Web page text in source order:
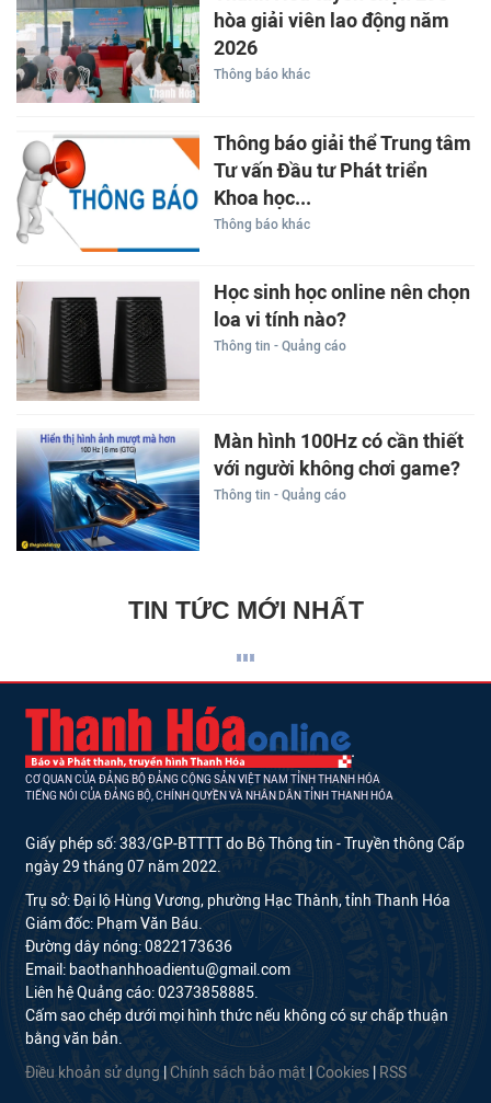
hòa giải viên lao động năm
2026
Thông báo khác
Thông báo giải thể Trung tâm
Tư vấn Đầu tư Phát triển
Khoa học...
Thông báo khác
Học sinh học online nên chọn
loa vi tính nào?
Thông tin - Quảng cáo
Màn hình 100Hz có cần thiết
với người không chơi game?
Thông tin - Quảng cáo
TIN TỨC MỚI NHẤT
CƠ QUAN CỦA ĐẢNG BỘ ĐẢNG CỘNG SẢN VIỆT NAM TỈNH THANH HÓA
TIẾNG NÓI CỦA ĐẢNG BỘ, CHÍNH QUYỀN VÀ NHÂN DÂN TỈNH THANH HÓA
Giấy phép số: 383/GP-BTTTT do Bộ Thông tin - Truyền thông Cấp
ngày 29 tháng 07 năm 2022.
Trụ sở: Đại lộ Hùng Vương, phường Hạc Thành, tỉnh Thanh Hóa
Giám đốc: Phạm Văn Báu.
Đường dây nóng: 0822173636
Email: baothanhhoadientu@gmail.com
Liên hệ Quảng cáo: 02373858885.
Cấm sao chép dưới mọi hình thức nếu không có sự chấp thuận
bằng văn bản.
Điều khoản sử dụng Chính sách bảo mật Cookies RSS